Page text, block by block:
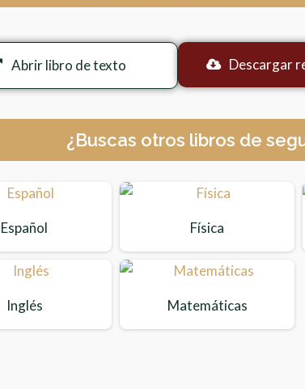
Abrir libro de texto Descargar
¿Buscas otros libros de
Español Física
Inglés Matemáticas